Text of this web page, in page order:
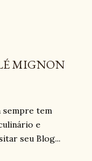
MIGNON
sempre tem
e
seu Blog...